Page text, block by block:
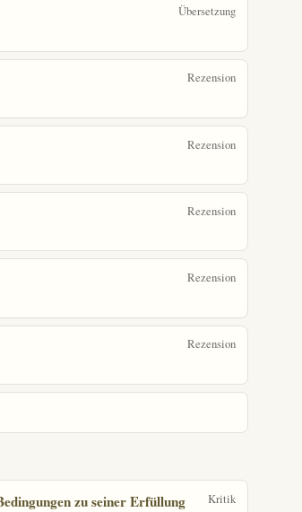
Übersetzung
Rezension
Rezension
Rezension
Rezension
Rezension
zu seiner Erfüllung
Kritik